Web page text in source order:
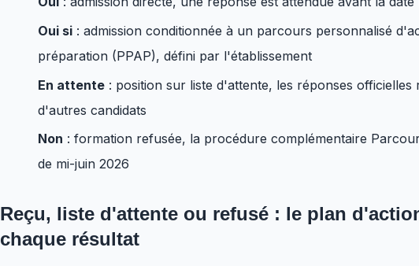
Oui si : admission conditionnée à un parcours personnalisé
préparation (PPAP), défini par l'établissement
En attente : position sur liste d'attente, les réponses officielles
d'autres candidats
Non : formation refusée, la procédure complémentaire
de mi-juin 2026
Reçu, liste d'attente ou refusé : le plan
chaque résultat